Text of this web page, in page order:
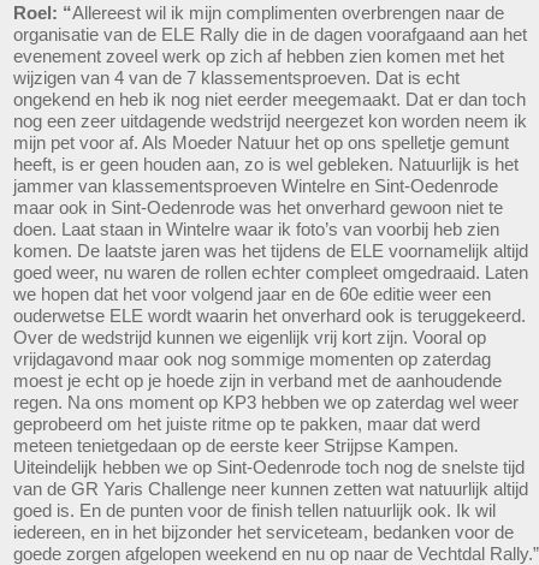
Roel: “Allereest wil ik mijn complimenten overbrengen naar de
organisatie van de ELE Rally die in de dagen voorafgaand aan het
evenement zoveel werk op zich af hebben zien komen met het
wijzigen van 4 van de 7 klassementsproeven. Dat is echt
ongekend en heb ik nog niet eerder meegemaakt. Dat er dan toch
nog een zeer uitdagende wedstrijd neergezet kon worden neem ik
mijn pet voor af. Als Moeder Natuur het op ons spelletje gemunt
heeft, is er geen houden aan, zo is wel gebleken. Natuurlijk is het
jammer van klassementsproeven Wintelre en Sint-Oedenrode
maar ook in Sint-Oedenrode was het onverhard gewoon niet te
doen. Laat staan in Wintelre waar ik foto’s van voorbij heb zien
komen. De laatste jaren was het tijdens de ELE voornamelijk altijd
goed weer, nu waren de rollen echter compleet omgedraaid. Laten
we hopen dat het voor volgend jaar en de 60e editie weer een
ouderwetse ELE wordt waarin het onverhard ook is teruggekeerd.
Over de wedstrijd kunnen we eigenlijk vrij kort zijn. Vooral op
vrijdagavond maar ook nog sommige momenten op zaterdag
moest je echt op je hoede zijn in verband met de aanhoudende
regen. Na ons moment op KP3 hebben we op zaterdag wel weer
geprobeerd om het juiste ritme op te pakken, maar dat werd
meteen tenietgedaan op de eerste keer Strijpse Kampen.
Uiteindelijk hebben we op Sint-Oedenrode toch nog de snelste tijd
van de GR Yaris Challenge neer kunnen zetten wat natuurlijk altijd
goed is. En de punten voor de finish tellen natuurlijk ook. Ik wil
iedereen, en in het bijzonder het serviceteam, bedanken voor de
goede zorgen afgelopen weekend en nu op naar de Vechtdal Rally.”